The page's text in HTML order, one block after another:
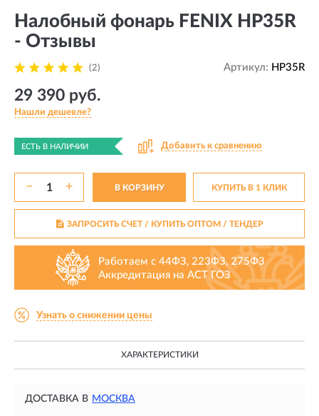
Налобный фонарь FENIX HP35R
- Отзывы
(2) Артикул: HP35R
29 390 руб.
Нашли дешевле?
ЕСТЬ В НАЛИЧИИ Добавить к сравнению
− + В КОРЗИНУ КУПИТЬ В 1 КЛИК
ЗАПРОСИТЬ СЧЕТ / КУПИТЬ ОПТОМ/ ТЕНДЕР
Работаем с 44ФЗ, 223ФЗ, 275ФЗ
Аккредитация на АСТ ГОЗ
Узнать о снижении цены
ХАРАКТЕРИСТИКИ
ДОСТАВКА В МОСКВА